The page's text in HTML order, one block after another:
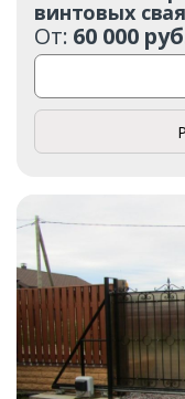
Ваше имя*
Ваш телефон*
Комментарий
винтовых
От: 60 000